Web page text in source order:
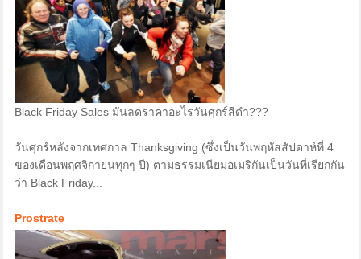
Black Friday Sales มันลดราคาอะไรวันศุกร์สีดำ???
วันศุกร์หลังจากเทศกาล Thanksgiving (ซึ่งเป็นวันพฤหัสสัปดาห์ที่ 4
ของเดือนพฤศจิกายนทุกๆ ปี) ตามธรรมเนียมอเมริกันเป็นวันที่เรียกกัน
ว่า Black Friday...
Prostrate